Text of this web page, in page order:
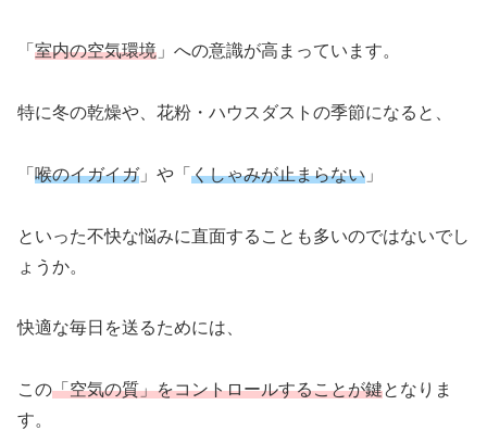
「 室内の空気環境 」への意識が高まっています。
特に冬の乾燥や、花粉・ハウスダストの季節になると、
「 喉のイガイガ」や「 くしゃみが止まらない 」
といった不快な悩みに直面することも多いのではないでし
ょうか。
快適な毎日を送るためには、
この「空気の質」をコントロールすることが鍵となりま
す。